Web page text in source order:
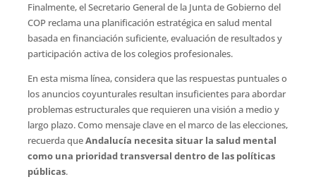
Finalmente, el Secretario General de la Junta de Gobierno del
COP reclama una planificación estratégica en salud mental
basada en financiación suficiente, evaluación de resultados y
participación activa de los colegios profesionales.
En esta misma línea, considera que las respuestas puntuales o
los anuncios coyunturales resultan insuficientes para abordar
problemas estructurales que requieren una visión a medio y
largo plazo. Como mensaje clave en el marco de las elecciones,
recuerda queAndalucía necesita situar la salud mental
como una prioridad transversal dentro de las políticas
públicas.